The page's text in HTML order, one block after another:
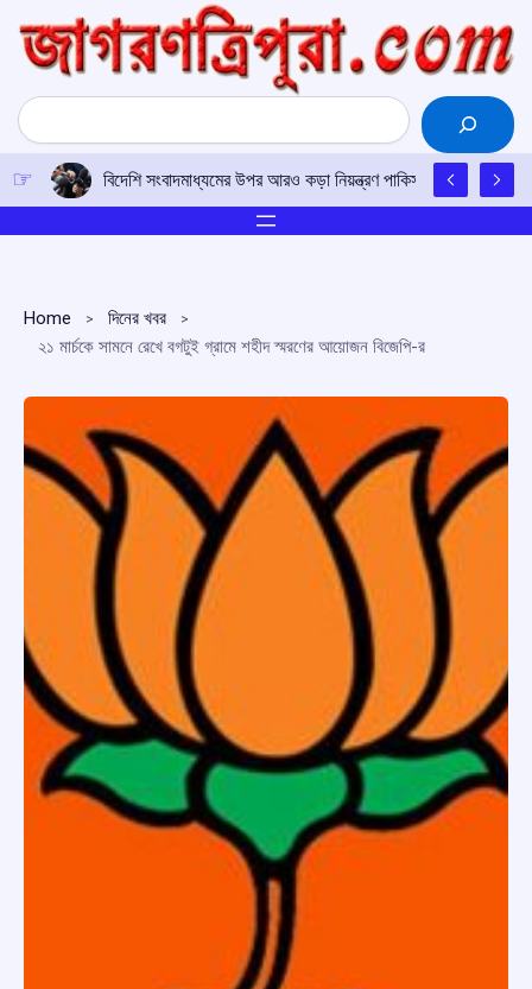
content
Search
বিদেশি সংবাদমাধ্যমের উপর আরও কড়া নিয়ন্ত্রণ পাকিস্তানের,
Home
দিনের খবর
২১ মার্চকে সামনে রেখে বগটুই গ্রামে শহীদ স্মরণের আয়োজন বিজেপি-র